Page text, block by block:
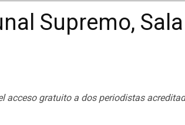
Supremo,
acceso gratuito a dos periodistas